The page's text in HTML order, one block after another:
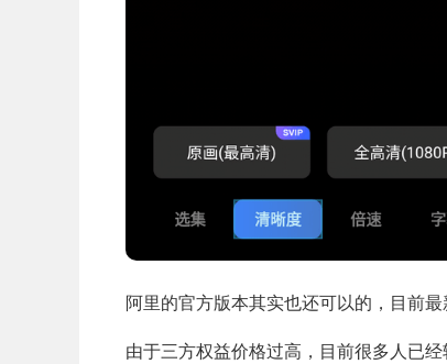
阿里的官方版本其实也还可以的，目前
由于三方权益价格过高，目前很多人已经